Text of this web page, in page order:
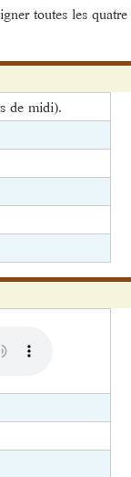
toutes les quatre
de midi).